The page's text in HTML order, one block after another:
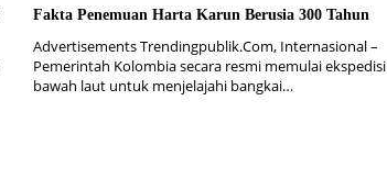
Fakta Penemuan Harta Karun Berusia 300 Tahun
Advertisements Trendingpublik.Com, Internasional –
Pemerintah Kolombia secara resmi memulai ekspedisi
bawah laut untuk menjelajahi bangkai…